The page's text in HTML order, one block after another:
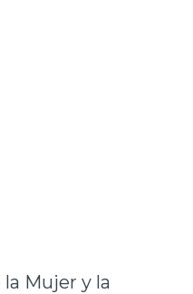
Mujer y la